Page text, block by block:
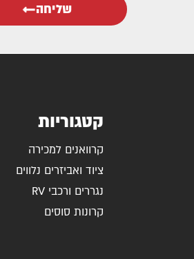
שליחה
קטגוריות
קרוואנים למכירה
ציוד ואביזרים נלווים
נגררים ורכבי RV
קרונות סוסים